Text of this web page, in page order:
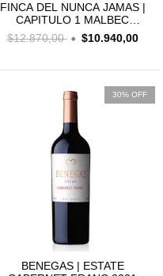
FINCA DEL NUNCA JAMAS |
CAPITULO 1 MALBEC
CHACAYES
$12.870,00 $10.940,00
30% OFF
BENEGAS | ESTATE